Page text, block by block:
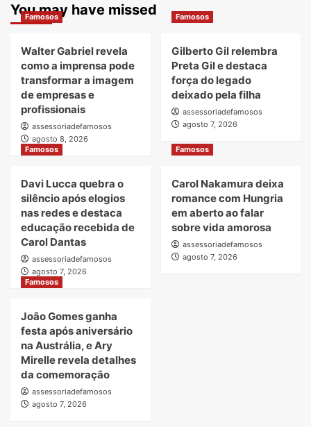
You may have missed
Famosos
Walter Gabriel revela
como a imprensa pode
transformar a imagem
de empresas e
profissionais
assessoriadefamosos
agosto 8, 2026
Famosos
Gilberto Gil relembra
Preta Gil e destaca
força do legado
deixado pela filha
assessoriadefamosos
agosto 7, 2026
Famosos
Davi Lucca quebra o
silêncio após elogios
nas redes e destaca
educação recebida de
Carol Dantas
assessoriadefamosos
agosto 7, 2026
Famosos
Carol Nakamura deixa
romance com Hungria
em aberto ao falar
sobre vida amorosa
assessoriadefamosos
agosto 7, 2026
Famosos
João Gomes ganha
festa após aniversário
na Austrália, e Ary
Mirelle revela detalhes
da comemoração
assessoriadefamosos
agosto 7, 2026